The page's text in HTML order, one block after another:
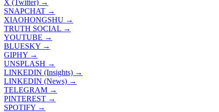
X (Twitter) →
SNAPCHAT →
XIAOHONGSHU →
TRUTH SOCIAL →
YOUTUBE →
BLUESKY →
GIPHY →
UNSPLASH →
LINKEDIN (Insights) →
LINKEDIN (News) →
TELEGRAM →
PINTEREST →
SPOTIFY →